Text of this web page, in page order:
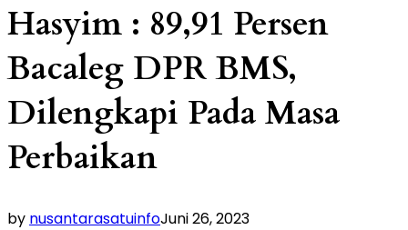
Hasyim : 89,91 Persen
Bacaleg DPR BMS,
Dilengkapi Pada Masa
Perbaikan
by nusantarasatuinfoJuni 26, 2023